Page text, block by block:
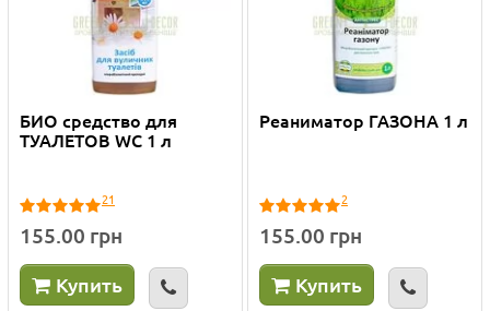
БИО средство для
ТУАЛЕТОВ WC 1 л
21
155.00 грн
Купить
Реаниматор ГАЗОНА 1 л
2
155.00 грн
Купить